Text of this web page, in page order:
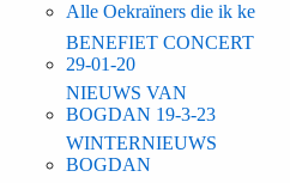
Alle Oekraïners die ik ke
BENEFIET CONCERT
29-01-20
NIEUWS VAN
BOGDAN 19-3-23
WINTERNIEUWS
BOGDAN